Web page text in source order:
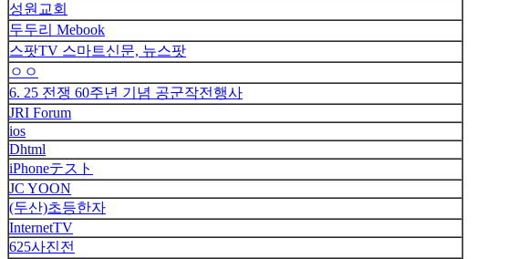
성원교회
두두리 Mebook
스팟TV 스마트신문, 뉴스팟
ㅇㅇ
6. 25 전쟁 60주년 기념 공군작전행사
JRI Forum
ios
Dhtml
iPhoneテスト
JC YOON
(두산)초등한자
InternetTV
625사진전